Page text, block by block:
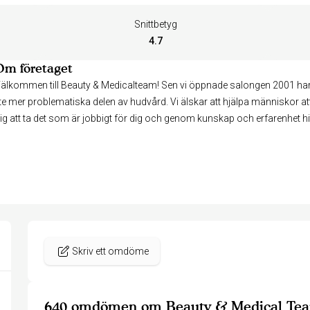
Snittbetyg
4.7
företaget
till Beauty & Medicalteam! Sen vi öppnade salongen 2001
mer problematiska delen av hudvård. Vi älskar att hjälpa människor
att ta det som är jobbigt för dig och genom kunskap och erfarenhet
Skriv ett omdöme
640 omdömen om Beauty & Medical